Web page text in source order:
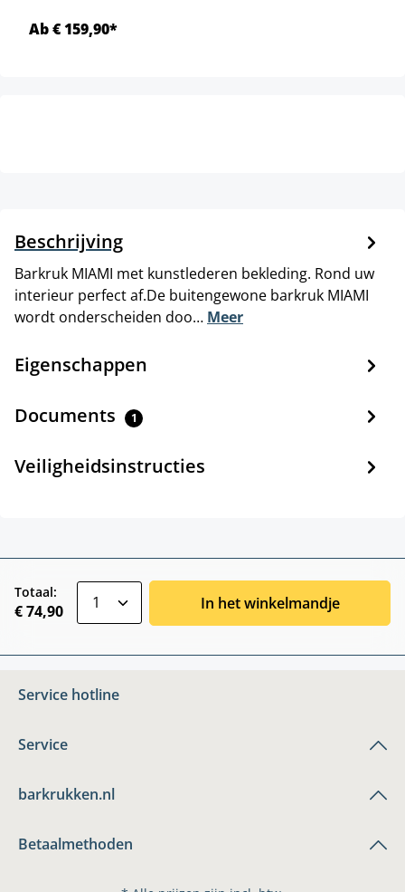
Ab € 159,90*
Beschrijving
Barkruk MIAMI met kunstlederen bekleding. Rond uw
interieur perfect af.De buitengewone barkruk MIAMI
wordt onderscheiden doo… Meer
Eigenschappen
Documents 1
Veiligheidsinstructies
Totaal:
€ 74,90 In het winkelmandje
Service hotline
Service
barkrukken.nl
Betaalmethoden